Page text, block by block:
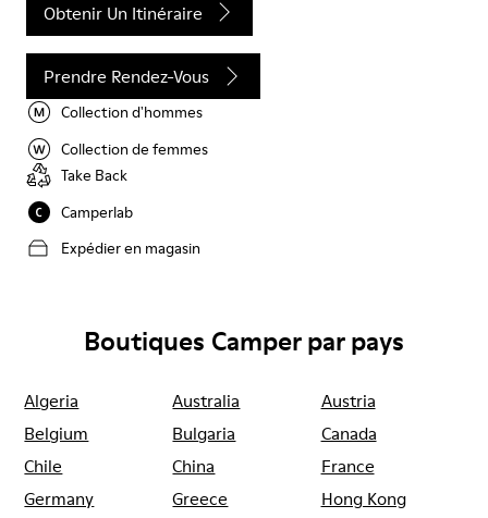
Obtenir Un Itinéraire
Prendre Rendez-Vous
Collection d'hommes
Collection de femmes
Take Back
Camperlab
Expédier en magasin
Boutiques Camper par pays
Algeria Australia
Austria
Belgium
Bulgaria
Canada
Chile
China
France
Germany
Greece
Hong Kong